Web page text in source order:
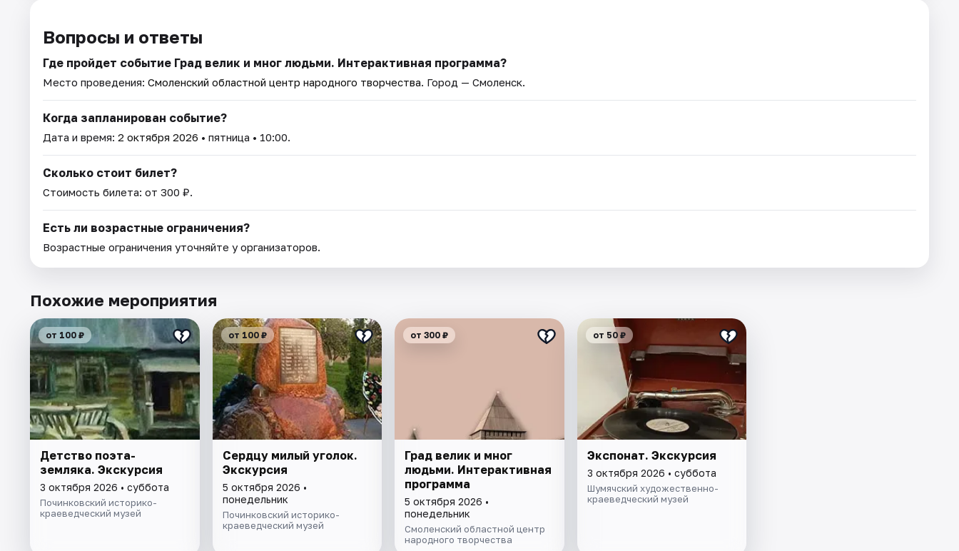
Вопросы и ответы
Где пройдет событие Град велик и мног людьми. Интерактивная программа?
Место проведения: Смоленский областной центр народного творчества. Город — Смоленск.
Когда запланирован событие?
Дата и время: 2 октября 2026 • пятница • 10:00.
Сколько стоит билет?
Стоимость билета: от 300 ₽.
Есть ли возрастные ограничения?
Возрастные ограничения уточняйте у организаторов.
Похожие мероприятия
от 100 ₽
Детство поэта-
земляка. Экскурсия
3 октября 2026 • суббота
Починковский историко-
краеведческий музей
от 100 ₽
Сердцу милый уголок.
Экскурсия
5 октября 2026 •
понедельник
Починковский историко-
краеведческий музей
от 300 ₽
Град велик и мног
людьми. Интерактивная
программа
5 октября 2026 •
понедельник
Смоленский областной центр
народного творчества
от 50 ₽
Экспонат. Экскурсия
3 октября 2026 • суббота
Шумячский художественно-
краеведческий музей